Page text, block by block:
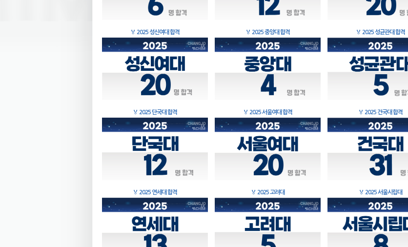
🏅 2025 성신여대 합격 🏅 2025 중앙대 합격 🏅 2025 성균관대 합격
🏅 2025 단국대 합격 🏅 2025 서울여대 합격 🏅 2025 건국대 합격
🏅 2025 연세대 합격 🏅 2025 고려대 🏅 2025 서울시립대